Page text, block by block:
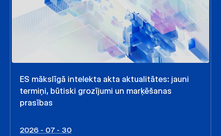
ES mākslīgā intelekta akta aktualitātes: jauni
termiņi, būtiski grozījumi un marķēšanas
prasības
2026 - 07 - 30